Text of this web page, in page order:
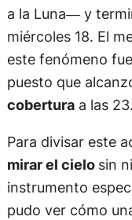
a la Luna― y
miércoles 18. El
este fenómeno
puesto que
coberturaa las
Para divisar este
mirar el cielo sin
instrumento
pudo ver cómo